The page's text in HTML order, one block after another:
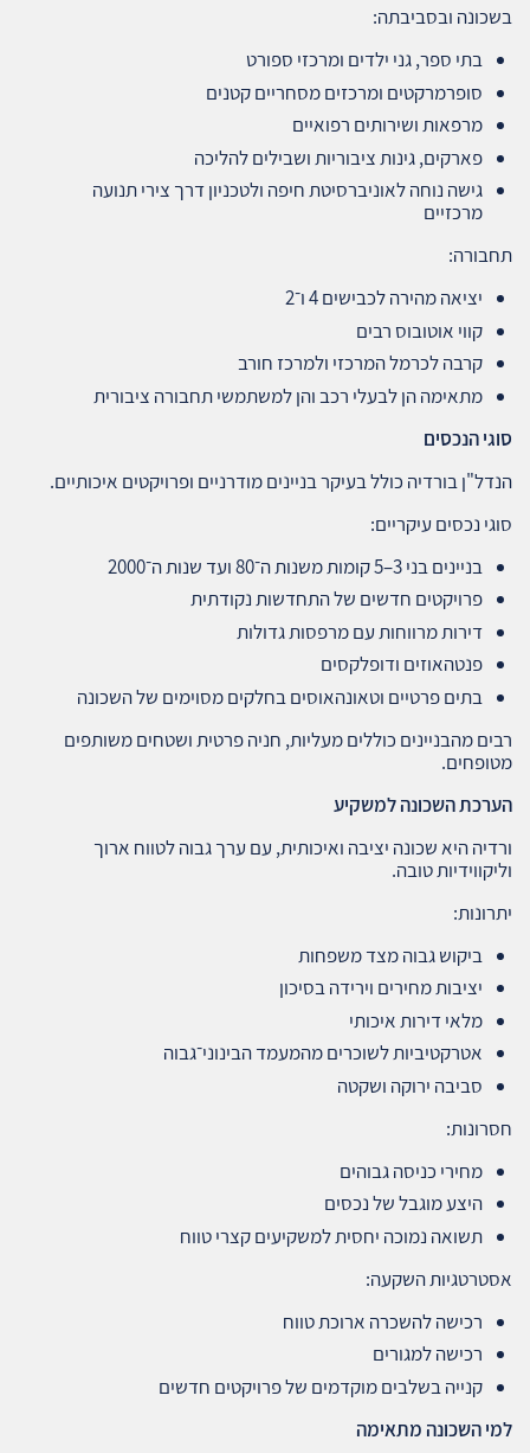
בשכונה ובסביבתה:
בתי ספר, גני ילדים ומרכזי ספורט
סופרמרקטים ומרכזים מסחריים קטנים
מרפאות ושירותים רפואיים
פארקים, גינות ציבוריות ושבילים להליכה
גישה נוחה לאוניברסיטת חיפה ולטכניון דרך צירי תנועה
מרכזיים
תחבורה:
יציאה מהירה לכבישים 4 ו־2
קווי אוטובוס רבים
קרבה לכרמל המרכזי ולמרכז חורב
מתאימה הן לבעלי רכב והן למשתמשי תחבורה ציבורית
סוגי הנכסים
הנדל"ן בורדיה כולל בעיקר בניינים מודרניים ופרויקטים איכותיים.
סוגי נכסים עיקריים:
בניינים בני 3–5 קומות משנות ה־80 ועד שנות ה־2000
פרויקטים חדשים של התחדשות נקודתית
דירות מרווחות עם מרפסות גדולות
פנטהאוזים ודופלקסים
בתים פרטיים וטאונהאוסים בחלקים מסוימים של השכונה
רבים מהבניינים כוללים מעליות, חניה פרטית ושטחים משותפים
מטופחים.
הערכת השכונה למשקיע
ורדיה היא שכונה יציבה ואיכותית, עם ערך גבוה לטווח ארוך
וליקווידיות טובה.
יתרונות:
ביקוש גבוה מצד משפחות
יציבות מחירים וירידה בסיכון
מלאי דירות איכותי
אטרקטיביות לשוכרים מהמעמד הבינוני־גבוה
סביבה ירוקה ושקטה
חסרונות:
מחירי כניסה גבוהים
היצע מוגבל של נכסים
תשואה נמוכה יחסית למשקיעים קצרי טווח
אסטרטגיות השקעה:
רכישה להשכרה ארוכת טווח
רכישה למגורים
קנייה בשלבים מוקדמים של פרויקטים חדשים
למי השכונה מתאימה